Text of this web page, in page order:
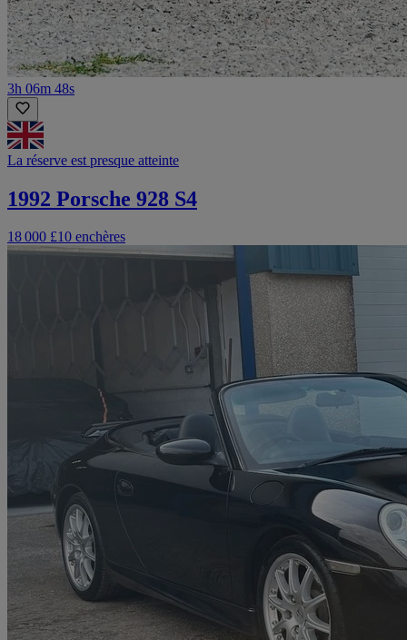
3h 06m 48s
La réserve est presque atteinte
1992 Porsche 928 S4
18 000 £10 enchères